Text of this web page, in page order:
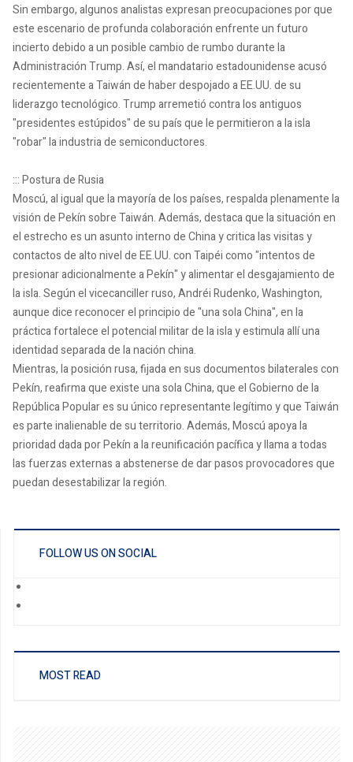
Sin embargo, algunos analistas expresan preocupaciones por que
este escenario de profunda colaboración enfrente un futuro
incierto debido a un posible cambio de rumbo durante la
Administración Trump. Así, el mandatario estadounidense acusó
recientemente a Taiwán de haber despojado a EE.UU. de su
liderazgo tecnológico. Trump arremetió contra los antiguos
"presidentes estúpidos" de su país que le permitieron a la isla
"robar" la industria de semiconductores.
::: Postura de Rusia
Moscú, al igual que la mayoría de los países, respalda plenamente la
visión de Pekín sobre Taiwán. Además, destaca que la situación en
el estrecho es un asunto interno de China y critica las visitas y
contactos de alto nivel de EE.UU. con Taipéi como "intentos de
presionar adicionalmente a Pekín" y alimentar el desgajamiento de
la isla. Según el vicecanciller ruso, Andréi Rudenko, Washington,
aunque dice reconocer el principio de "una sola China", en la
práctica fortalece el potencial militar de la isla y estimula allí una
identidad separada de la nación china.
Mientras, la posición rusa, fijada en sus documentos bilaterales con
Pekín, reafirma que existe una sola China, que el Gobierno de la
República Popular es su único representante legítimo y que Taiwán
es parte inalienable de su territorio. Además, Moscú apoya la
prioridad dada por Pekín a la reunificación pacífica y llama a todas
las fuerzas externas a abstenerse de dar pasos provocadores que
puedan desestabilizar la región.
FOLLOW US ON SOCIAL
MOST READ